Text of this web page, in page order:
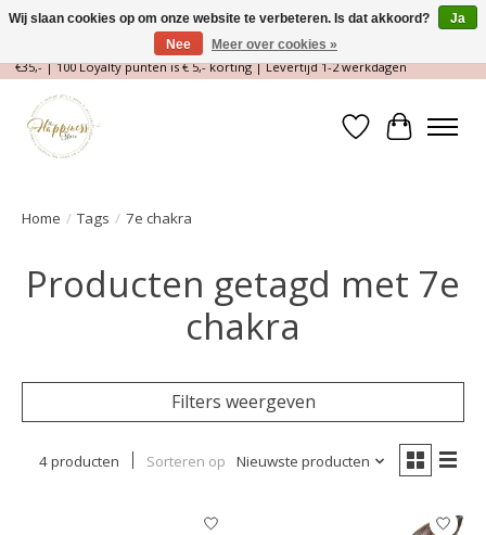
Magische Conceptstore, Edelstenen & Spirituele winkel | Gratis verzending >
€35,- | 100 Loyalty punten is € 5,- korting | Levertijd 1-2 werkdagen
Verlanglijst
Home / Tags / 7e chakra
Producten getagd met 7e
chakra
Filters weergeven
4 producten Sorteren op Nieuwste producten
Wij slaan cookies op om onze website te verbeteren. Is dat akkoord?
Ja
Nee
Meer over cookies »